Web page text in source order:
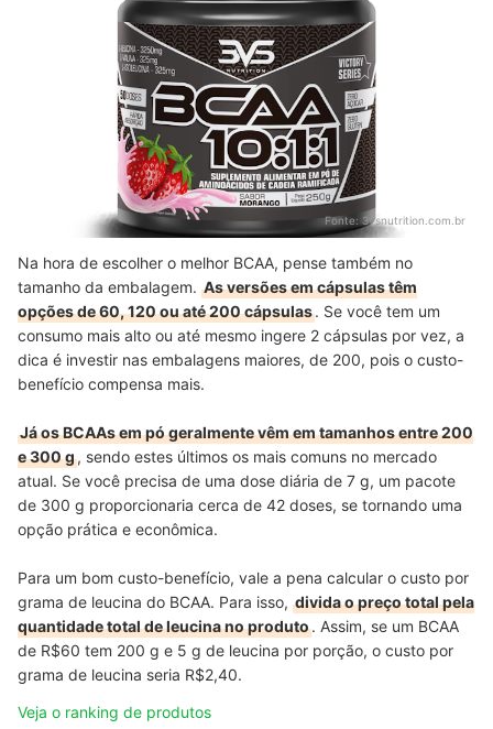
Fonte: 3vsnutrition.com.br
Na hora de escolher o melhor BCAA, pense também no
tamanho da embalagem. As versões em cápsulas têm
opções de 60, 120 ou até 200 cápsulas. Se você tem um
consumo mais alto ou até mesmo ingere 2 cápsulas por vez, a
dica é investir nas embalagens maiores, de 200, pois o custo-
benefício compensa mais.
Já os BCAAs em pó geralmente vêm em tamanhos entre 200
e 300 g, sendo estes últimos os mais comuns no mercado
atual. Se você precisa de uma dose diária de 7 g, um pacote
de 300 g proporcionaria cerca de 42 doses, se tornando uma
opção prática e econômica.
Para um bom custo-benefício, vale a pena calcular o custo por
grama de leucina do BCAA. Para isso, divida o preço total pela
quantidade total de leucina no produto. Assim, se um BCAA
de R$60 tem 200 g e 5 g de leucina por porção, o custo por
grama de leucina seria R$2,40.
Veja o ranking de produtos